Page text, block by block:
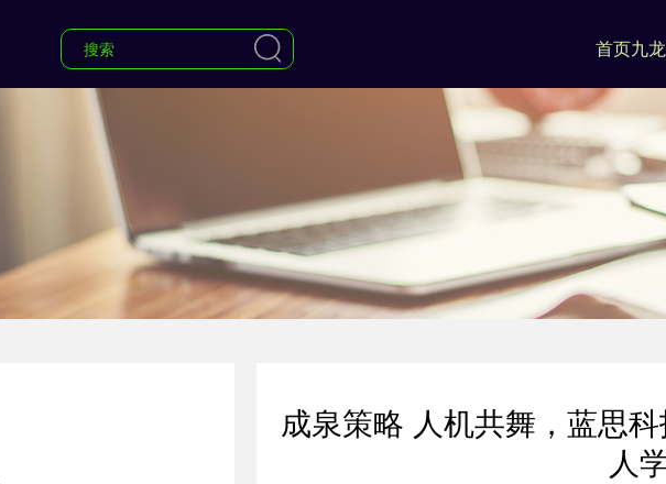
首页九
成泉策略 人机共舞，蓝思
人